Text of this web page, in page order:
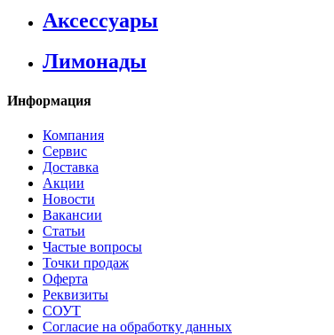
Аксессуары
Лимонады
Информация
Компания
Сервис
Доставка
Акции
Новости
Вакансии
Статьи
Частые вопросы
Точки продаж
Оферта
Реквизиты
СОУТ
Согласие на обработку данных